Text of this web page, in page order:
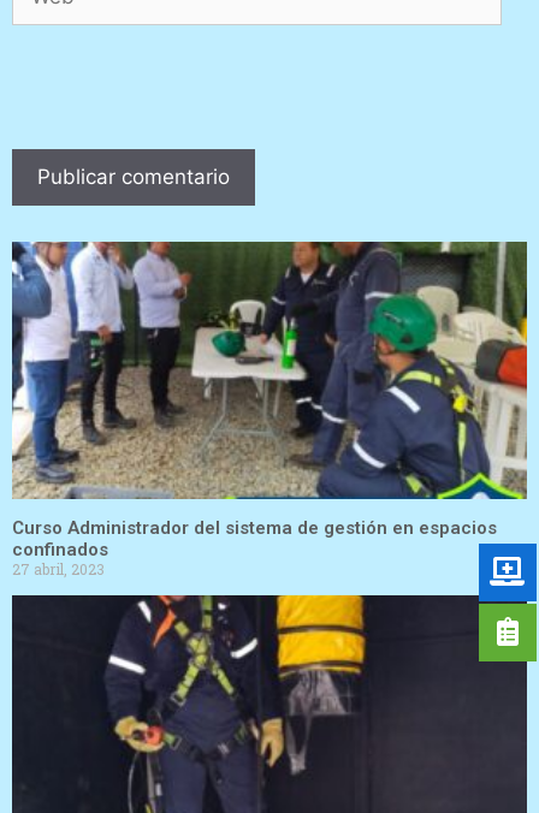
Curso Administrador del sistema de gestión en espacios
confinados
27 abril, 2023